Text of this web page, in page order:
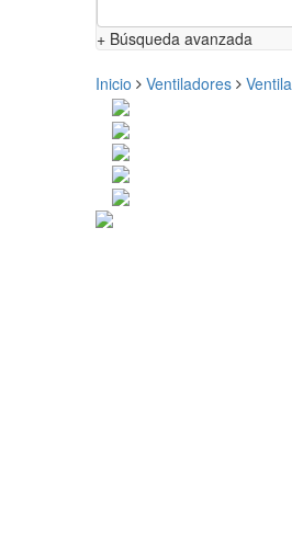
+ Búsqueda avanzada
Inicio Ventiladores